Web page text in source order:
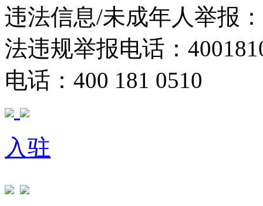
违法信息/未成年人举报
法违规举报电话：
电话：400 181 0510
入驻